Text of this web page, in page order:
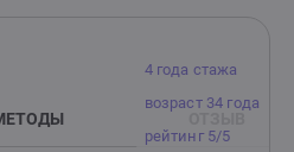
4 года стажа
возраст 34 года
рейтинг 5/5